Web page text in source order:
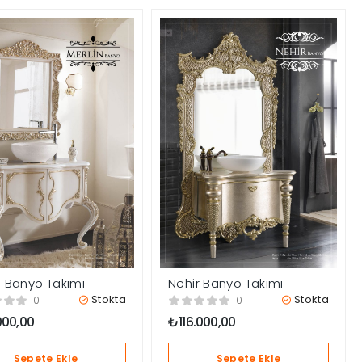
Takımı
0 Stokta
Sepete Ekle
Nehir Banyo Takımı
0 Stokta
₺116.000,00
Sepete Ekle